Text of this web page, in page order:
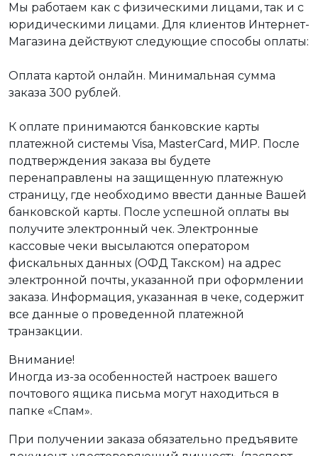
Мы работаем как с физическими лицами, так и с
юридическими лицами. Для клиентов Интернет-
Магазина действуют следующие способы оплаты:
Оплата картой онлайн. Минимальная сумма
заказа 300 рублей.
К оплате принимаются банковские карты
платежной системы Visa, MasterCard, МИР. После
подтверждения заказа вы будете
перенаправлены на защищенную платежную
страницу, где необходимо ввести данные Вашей
банковской карты. После успешной оплаты вы
получите электронный чек. Электронные
кассовые чеки высылаются оператором
фискальных данных (ОФД Такском) на адрес
электронной почты, указанной при оформлении
заказа. Информация, указанная в чеке, содержит
все данные о проведенной платежной
транзакции.
Внимание!
Иногда из-за особенностей настроек вашего
почтового ящика письма могут находиться в
папке «Спам».
При получении заказа обязательно предъявите